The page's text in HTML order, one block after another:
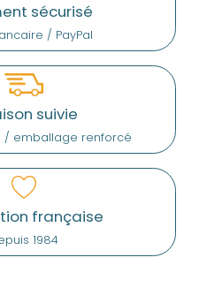
sécurisé
/ PayPal
suivie
/ emballage renforcé
française
1984